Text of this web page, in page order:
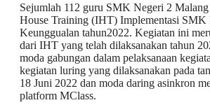
Sejumlah 112 guru SMK Negeri 2
House Training (IHT) Implementasi SMK
Keunggualan tahun2022. Kegiatan ini
dari IHT yang telah dilaksanakan tahun
moda gabungan dalam pelaksanaan
kegiatan luring yang dilaksanakan pada
18 Juni 2022 dan moda daring asinkron
platform MClass.